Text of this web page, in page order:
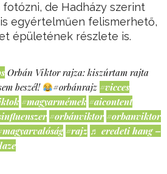
de Hadházy szerint
egyértelműen felismerhető,
épületének részlete is.
Orbán Viktor rajza: kiszúrtam rajta
beszél!
#orbánrajz #vicces
#magyarmémek #aicontent
#orbánviktor #orbanviktor
#rajz ♬ eredeti hang –